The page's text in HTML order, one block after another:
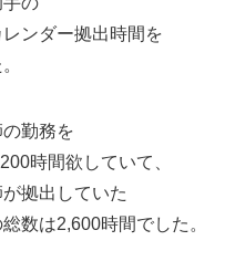
ンダー拠出時間を
勤務を
時間欲していて、
拠出していた
数は2,600時間でした。